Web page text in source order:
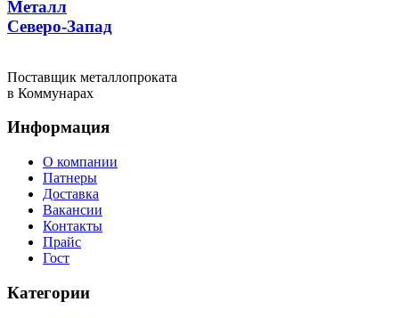
Металл
Северо-Запад
Поставщик металлопроката
в Коммунарах
Информация
О компании
Патнеры
Доставка
Вакансии
Контакты
Прайс
Гост
Категории